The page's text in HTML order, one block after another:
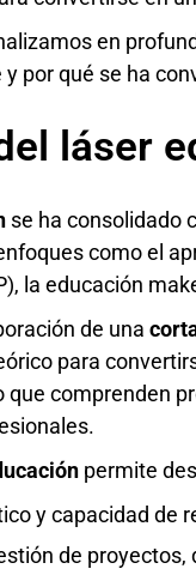
en
por qué se ha
láser
se ha consolidado
como el
la educación
de una
para
que comprenden
permite
y capacidad de
de